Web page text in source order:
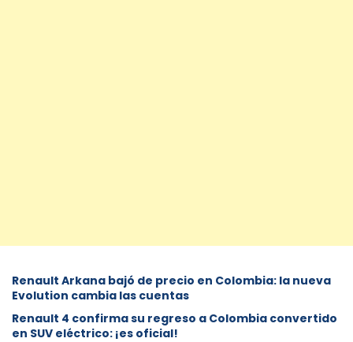
Renault Arkana bajó de precio en Colombia: la nueva
Evolution cambia las cuentas
Renault 4 confirma su regreso a Colombia convertido
en SUV eléctrico: ¡es oficial!